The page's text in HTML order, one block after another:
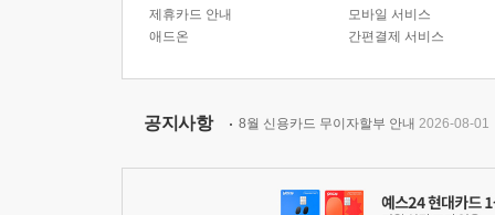
제휴카드 안내
애드온
모바일 서비스
간편결제 서비스
공지사항 8월 신용카드 무이자할부 안내 2026-08-01